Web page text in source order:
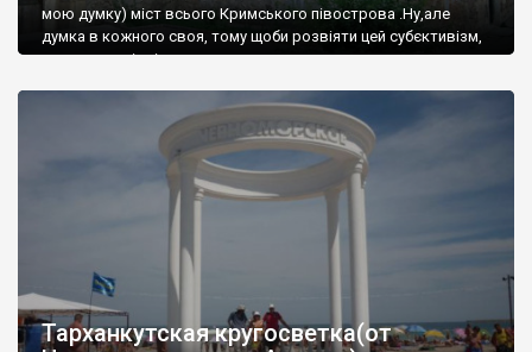
мою думку) міст всього Кримського півострова .Ну,але
думка в кожного своя, тому щоби розвіяти цей субєктивізм,
запрошую відвідати це
Тарханкутская кругосветка(от